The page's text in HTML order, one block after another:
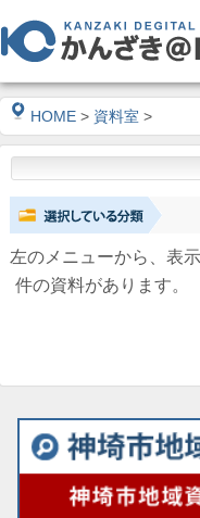
HOME > 資料室 >
左のメニューから、表
件の資料があります。